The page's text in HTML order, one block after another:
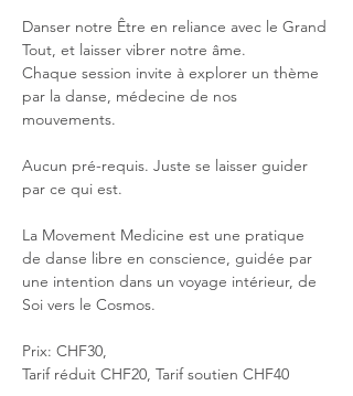
Danser notre Être en reliance avec le Grand
Tout, et laisser vibrer notre âme.
Chaque session invite à explorer un thème
par la danse, médecine de nos
mouvements.
Aucun pré-requis. Juste se laisser guider
par ce qui est.
La Movement Medicine est une pratique
de danse libre en conscience, guidée par
une intention dans un voyage intérieur, de
Soi vers le Cosmos.
Prix: CHF30,
Tarif réduit CHF20, Tarif soutien CHF40